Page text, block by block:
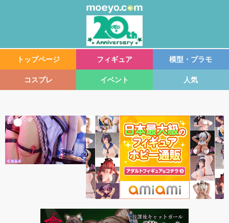
トップページ フィギュア 模型・プラモ
コスプレ イベント 人気